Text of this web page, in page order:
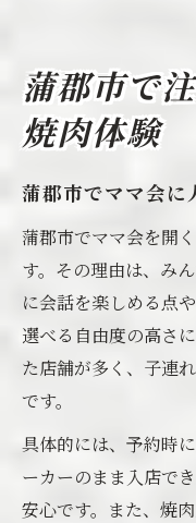
蒲郡市で
焼肉体験
蒲郡市でママ会に
蒲郡市でママ会を開
す。その理由は、み
に会話を楽しめる点
選べる自由度の高さ
た店舗が多く、子連
です。
具体的には、予約時
ーカーのまま入店で
安心です。また、焼